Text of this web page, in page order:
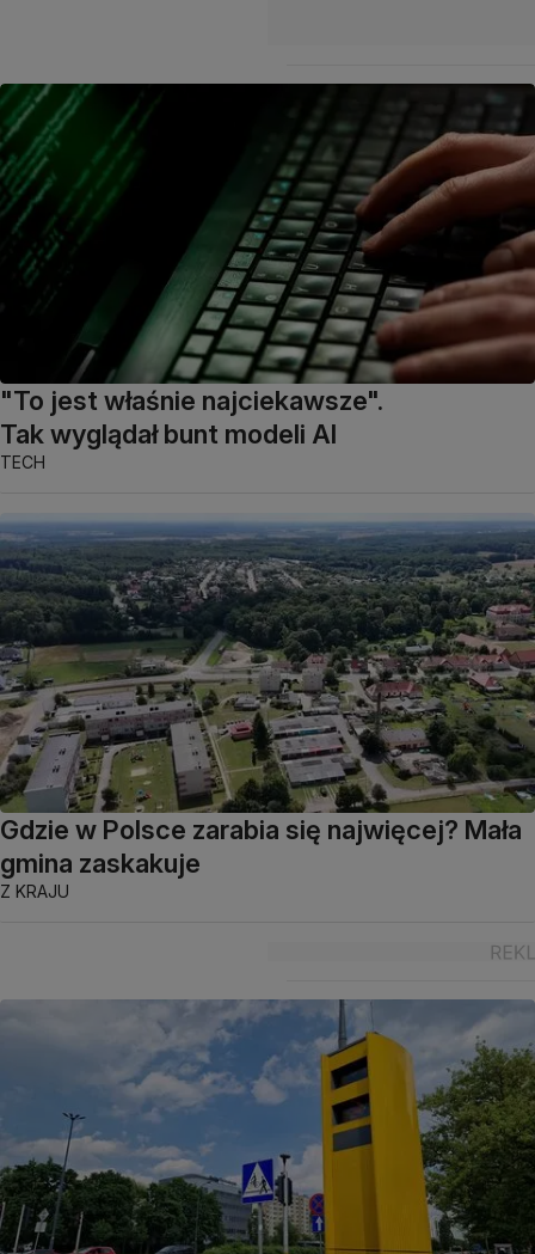
"To jest właśnie najciekawsze".
Tak wyglądał bunt modeli AI
TECH
Gdzie w Polsce zarabia się najwięcej? Mała
gmina zaskakuje
Z KRAJU